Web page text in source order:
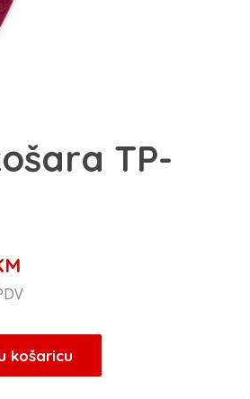
TP-
cijena
5,00 KM.
košaricu